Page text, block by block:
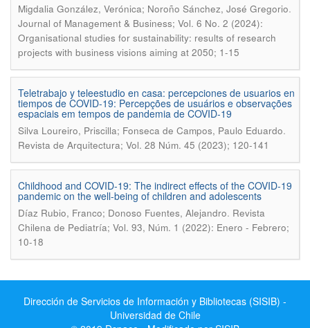
Migdalia González, Verónica; Noroño Sánchez, José Gregorio.
Journal of Management & Business; Vol. 6 No. 2 (2024):
Organisational studies for sustainability: results of research
projects with business visions aiming at 2050; 1-15
Teletrabajo y teleestudio en casa: percepciones de usuarios en
tiempos de COVID-19: Percepções de usuários e observações
espaciais em tempos de pandemia de COVID-19
Silva Loureiro, Priscilla; Fonseca de Campos, Paulo Eduardo.
Revista de Arquitectura; Vol. 28 Núm. 45 (2023); 120-141
Childhood and COVID-19: The indirect effects of the COVID-19
pandemic on the well-being of children and adolescents
Díaz Rubio, Franco; Donoso Fuentes, Alejandro. Revista
Chilena de Pediatría; Vol. 93, Núm. 1 (2022): Enero - Febrero;
10-18
Dirección de Servicios de Información y Bibliotecas (SISIB) -
Universidad de Chile